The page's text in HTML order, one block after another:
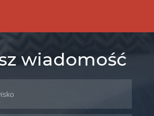
wiadomość